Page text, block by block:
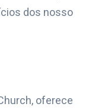
dos nosso
oferece